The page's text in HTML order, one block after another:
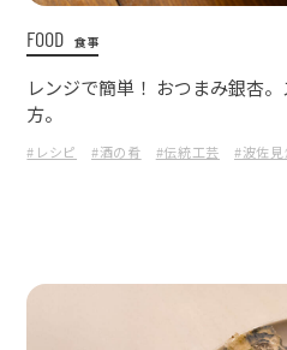
FOOD 食事
レンジで簡単！ おつまみ銀杏
方。
#レシピ #酒の肴 #伝統工芸 #波佐見